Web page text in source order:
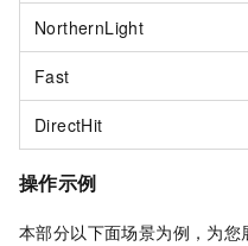
NorthernLight
Fast
DirectHit
操作示例
本部分以下面场景为例，为您